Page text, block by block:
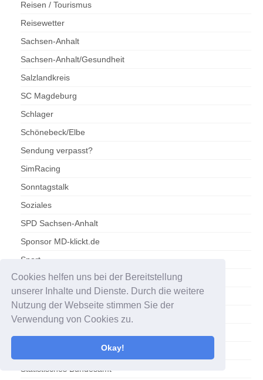
Cookies helfen uns bei der Bereitstellung
unserer Inhalte und Dienste. Durch die weitere
Nutzung der Webseite stimmen Sie der
Verwendung von Cookies zu.
Okay!
Reisen / Tourismus
Reisewetter
Sachsen-Anhalt
Sachsen-Anhalt/Gesundheit
Salzlandkreis
SC Magdeburg
Schlager
Schönebeck/Elbe
Sendung verpasst?
SimRacing
Sonntagstalk
Soziales
SPD Sachsen-Anhalt
Sponsor MD-klickt.de
Sport
Stadt Haldensleben
Stadtbibliothek Magdeburg
Städtereisen
Statistisches Bundesamt